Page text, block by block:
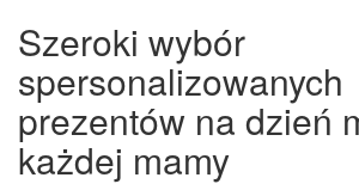
Szeroki wybór
spersonalizowanych
prezentów na dzień
każdej mamy